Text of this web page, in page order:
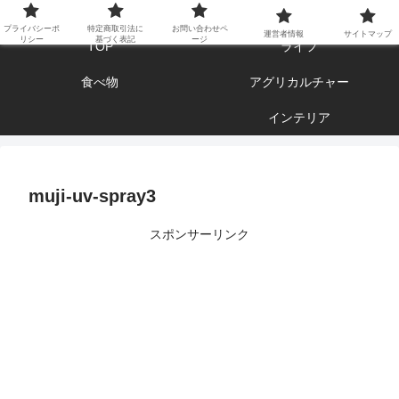
エンジョイ ブログライフ
TOP ライフ
食べ物 アグリカルチャー
インテリア
muji-uv-spray3
スポンサーリンク
プライバシーポ
リシー
特定商取引法に
基づく表記
お問い合わせペ
ージ
運営者情報 サイトマップ